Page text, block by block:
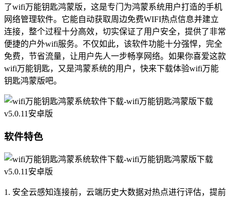
了wifi万能钥匙鸿蒙版，这是专门为鸿蒙系统用户打造的手机
网络管理软件。它能自动获取周边免费WIFI热点信息并建立
连接，整个过程十分高效，切实保证了用户安全，提供了非常
便捷的户外wifi服务。不仅如此，该软件功能十分强悍，完全
免费，节省流量，让用户先人一步畅享网络。如果你喜爱这款
wifi万能钥匙，又是鸿蒙系统的用户，快来下载体验wifi万能
钥匙鸿蒙版吧。
软件特色
1. 安全云感知连接前，云端历史大数据对热点进行评估，提前